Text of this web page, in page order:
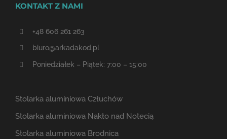
KONTAKT Z NAMI
+48 606 261 263
biuro@arkadakod.pl
Poniedziałek – Piątek: 7:00 – 15:00
Stolarka aluminiowa Człuchów
Stolarka aluminiowa Nakło nad Notecią
Stolarka aluminiowa Brodnica